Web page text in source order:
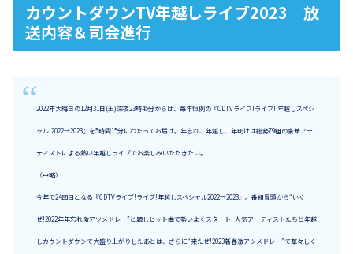
カウントダウンTV年越しライブ2023 放
送内容＆司会進行
2022年大晦日の12月31日(土)深夜23時45分からは、毎年恒例の『CDTVライブ!ライブ! 年越しスペシ
ャル!2022→2023』を5時間15分にわたってお届け。年忘れ、年越し、年明けは総勢79組の豪華アー
ティストによる熱い年越しライブでお楽しみいただきたい。
（中略）
今年で24回目となる『CDTVライブ!ライブ!年越しスペシャル2022→2023』。番組冒頭から“いく
ぜ!2022年年忘れ激アツメドレー”と題しヒット曲で勢いよくスタート! 人気アーティストたちと年越
しカウントダウンで大盛り上がりしたあとは、さらに“来たぜ!2023新春激アツメドレー”で華々しく